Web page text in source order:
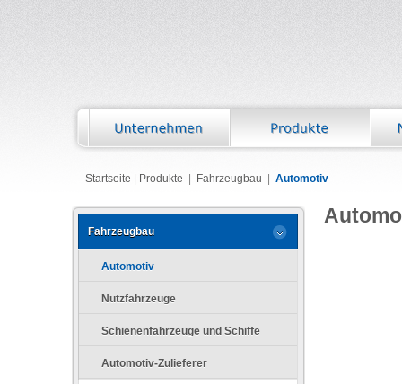
Startseite Produkte Fahrzeugbau Automotiv
Fahrzeugbau
Automotiv
Nutzfahrzeuge
Schienenfahrzeuge und Schiffe
Automotiv-Zulieferer